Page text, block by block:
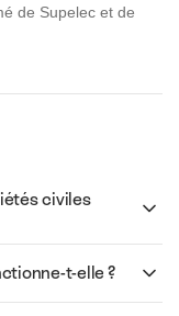
de Supelec et de
civiles
t-elle ?